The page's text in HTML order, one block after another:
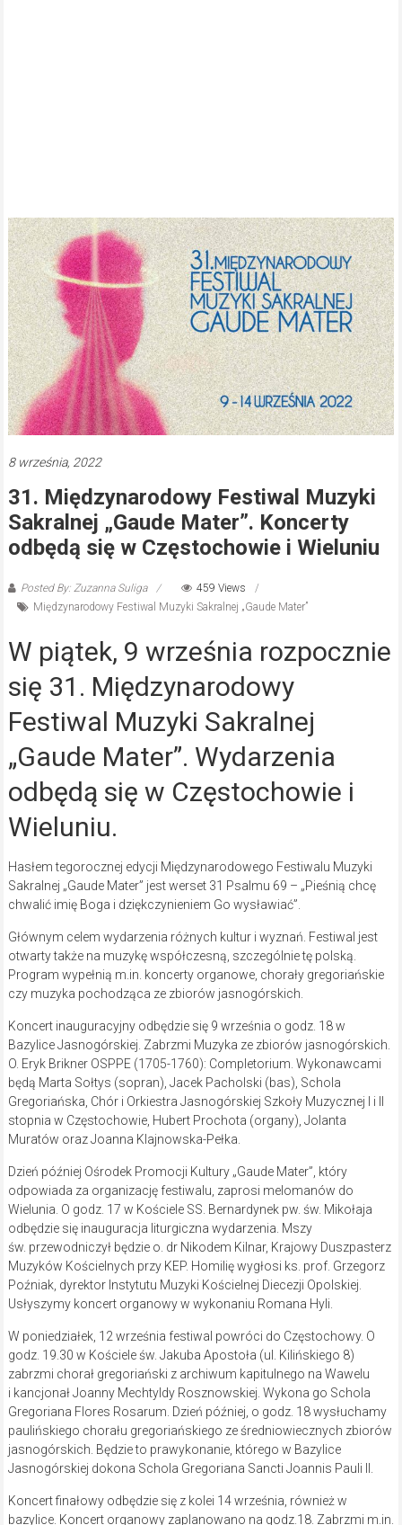
8 września, 2022
31. Międzynarodowy Festiwal Muzyki
Sakralnej „Gaude Mater”. Koncerty
odbędą się w Częstochowie i Wieluniu
Posted By: Zuzanna Suliga
459 Views
Międzynarodowy Festiwal Muzyki Sakralnej „Gaude Mater”
W piątek, 9 września rozpocznie
się 31. Międzynarodowy
Festiwal Muzyki Sakralnej
„Gaude Mater”. Wydarzenia
odbędą się w Częstochowie i
Wieluniu.
Hasłem tegorocznej edycji Międzynarodowego Festiwalu Muzyki
Sakralnej „Gaude Mater” jest werset 31 Psalmu 69 – „Pieśnią chcę
chwalić imię Boga i dziękczynieniem Go wysławiać”.
Głównym celem wydarzenia różnych kultur i wyznań. Festiwal jest
otwarty także na muzykę współczesną, szczególnie tę polską.
Program wypełnią m.in. koncerty organowe, chorały gregoriańskie
czy muzyka pochodząca ze zbiorów jasnogórskich.
Koncert inauguracyjny odbędzie się 9 września o godz. 18 w
Bazylice Jasnogórskiej. Zabrzmi Muzyka ze zbiorów jasnogórskich.
O. Eryk Brikner OSPPE (1705-1760): Completorium. Wykonawcami
będą Marta Sołtys (sopran), Jacek Pacholski (bas), Schola
Gregoriańska, Chór i Orkiestra Jasnogórskiej Szkoły Muzycznej I i II
stopnia w Częstochowie, Hubert Prochota (organy), Jolanta
Muratów oraz Joanna Klajnowska-Pełka.
Dzień później Ośrodek Promocji Kultury „Gaude Mater”, który
odpowiada za organizację festiwalu, zaprosi melomanów do
Wielunia. O godz. 17 w Kościele SS. Bernardynek pw. św. Mikołaja
odbędzie się inauguracja liturgiczna wydarzenia. Mszy
św. przewodniczył będzie o. dr Nikodem Kilnar, Krajowy Duszpasterz
Muzyków Kościelnych przy KEP. Homilię wygłosi ks. prof. Grzegorz
Poźniak, dyrektor Instytutu Muzyki Kościelnej Diecezji Opolskiej.
Usłyszymy koncert organowy w wykonaniu Romana Hyli.
W poniedziałek, 12 września festiwal powróci do Częstochowy. O
godz. 19.30 w Kościele św. Jakuba Apostoła (ul. Kilińskiego 8)
zabrzmi chorał gregoriański z archiwum kapitulnego na Wawelu
i kancjonał Joanny Mechtyldy Rosznowskiej. Wykona go Schola
Gregoriana Flores Rosarum. Dzień później, o godz. 18 wysłuchamy
paulińskiego chorału gregoriańskiego ze średniowiecznych zbiorów
jasnogórskich. Będzie to prawykonanie, którego w Bazylice
Jasnogórskiej dokona Schola Gregoriana Sancti Joannis Pauli II.
Koncert finałowy odbędzie się z kolei 14 września, również w
bazylice. Koncert organowy zaplanowano na godz.18. Zabrzmi m.in.